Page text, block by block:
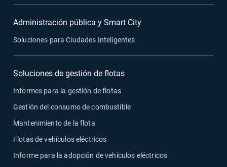
Administración pública y Smart City
Soluciones para Ciudades Inteligentes
Soluciones de gestión de flotas
Informes para la gestión de flotas
Gestión del consumo de combustible
Mantenimiento de la flota
Flotas de vehículos eléctricos
Informe para la adopción de vehículos eléctricos